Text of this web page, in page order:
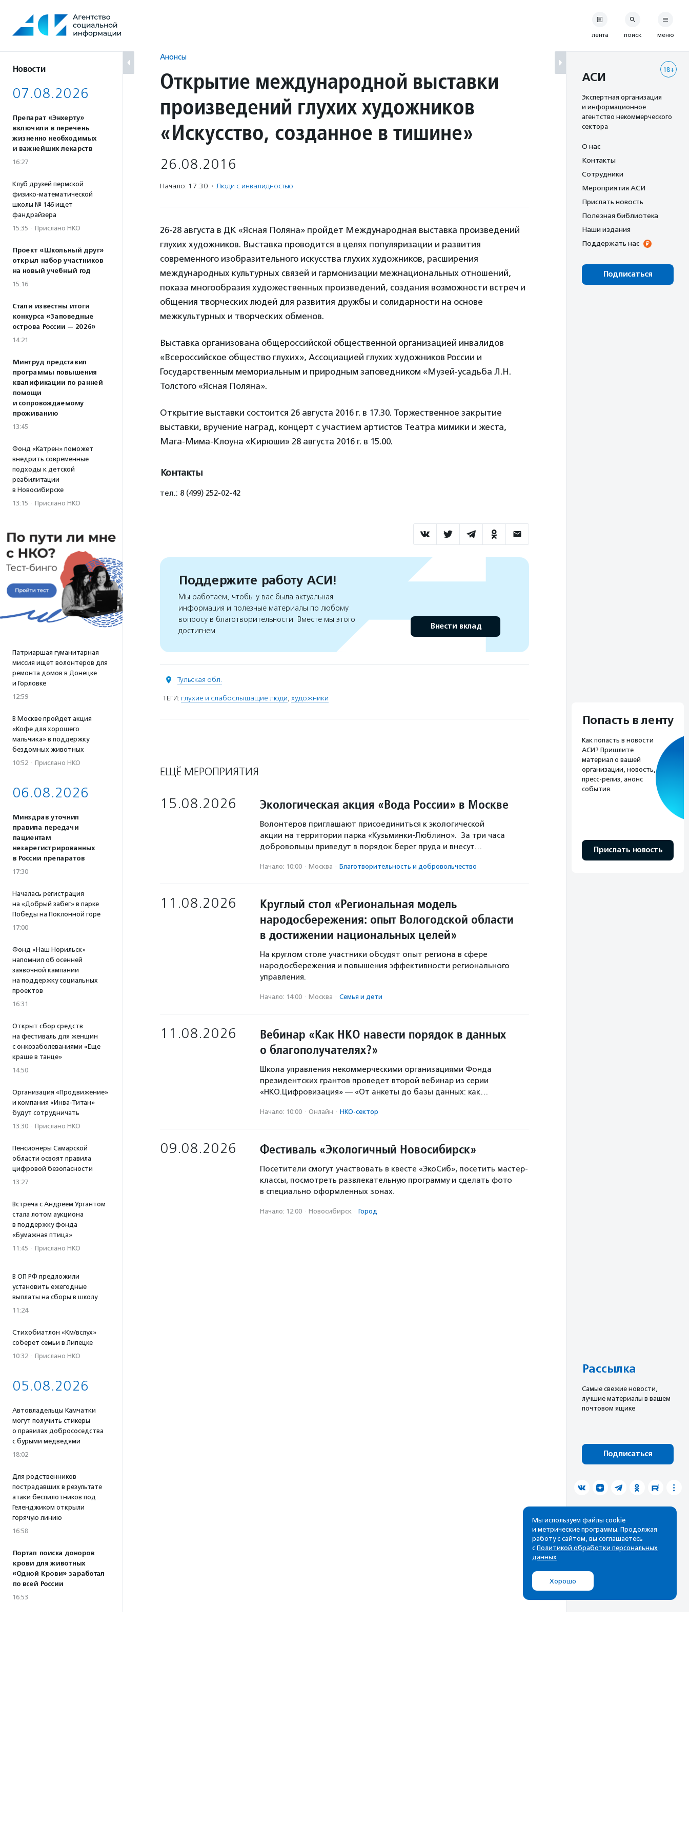
содержанию
Новости
07.08.2026
Препарат «Энхерту»
включили в перечень
жизненно необходимых
и важнейших лекарств
16:27
Клуб друзей пермской
физико-математической
школы № 146 ищет
фандрайзера
15:35 · Прислано НКО
Проект «Школьный друг»
открыл набор участников
на новый учебный год
15:16
Стали известны итоги
конкурса «Заповедные
острова России — 2026»
14:21
Минтруд представил
программы повышения
квалификации по ранней
помощи
и сопровождаемому
проживанию
13:45
Фонд «Катрен» поможет
внедрить современные
подходы к детской
реабилитации
в Новосибирске
13:15 · Прислано НКО
Патриаршая гуманитарная
миссия ищет волонтеров для
ремонта домов в Донецке
и Горловке
12:59
В Москве пройдет акция
«Кофе для хорошего
мальчика» в поддержку
бездомных животных
10:52 · Прислано НКО
06.08.2026
Минздрав уточнил
правила передачи
пациентам
незарегистрированных
в России препаратов
17:30
Началась регистрация
на «Добрый забег» в парке
Победы на Поклонной горе
17:00
Фонд «Наш Норильск»
напомнил об осенней
заявочной кампании
на поддержку социальных
проектов
16:31
Открыт сбор средств
на фестиваль для женщин
с онкозаболеваниями «Еще
краше в танце»
14:50
Организация «Продвижение»
и компания «Инва-Титан»
будут сотрудничать
13:30 · Прислано НКО
Пенсионеры Самарской
области освоят правила
цифровой безопасности
13:27
Встреча с Андреем Ургантом
стала лотом аукциона
в поддержку фонда
«Бумажная птица»
11:45 · Прислано НКО
В ОП РФ предложили
установить ежегодные
выплаты на сборы в школу
11:24
Стихобиатлон «Км/вслух»
соберет семьи в Липецке
10:32 · Прислано НКО
05.08.2026
Автовладельцы Камчатки
могут получить стикеры
о правилах добрососедства
с бурыми медведями
18:02
Для родственников
пострадавших в результате
атаки беспилотников под
Геленджиком открыли
горячую линию
16:58
Портал поиска доноров
крови для животных
«Одной Крови» заработал
по всей России
16:53
Анонсы
Открытие международной выставки
произведений глухих художников
«Искусство, созданное в тишине»
26.08.2016
Начало: 17:30 · Люди с инвалидностью
26-28 августа в ДК «Ясная Поляна» пройдет Международная выставка произведений
глухих художников. Выставка проводится в целях популяризации и развития
современного изобразительного искусства глухих художников, расширения
международных культурных связей и гармонизации межнациональных отношений,
показа многообразия художественных произведений, создания возможности встреч и
общения творческих людей для развития дружбы и солидарности на основе
межкультурных и творческих обменов.
Выставка организована общероссийской общественной организацией инвалидов
«Всероссийское общество глухих», Ассоциацией глухих художников России и
Государственным мемориальным и природным заповедником «Музей-усадьба Л.Н.
Толстого «Ясная Поляна».
Открытие выставки состоится 26 августа 2016 г. в 17.30. Торжественное закрытие
выставки, вручение наград, концерт с участием артистов Театра мимики и жеста,
Мага-Мима-Клоуна «Кирюши» 28 августа 2016 г. в 15.00.
Контакты
тел.: 8 (499) 252-02-42
Поддержите работу АСИ!
Мы работаем, чтобы у вас была актуальная
информация и полезные материалы по любому
вопросу в благотворительности. Вместе мы этого
достигнем
Внести вклад
Тульская обл.
ТЕГИ: глухие и слабослышащие люди, художники
ЕЩЁ МЕРОПРИЯТИЯ
15.08.2026 Экологическая акция «Вода России» в Москве
Волонтеров приглашают присоединиться к экологической
акции на территории парка «Кузьминки-Люблино». За три часа
добровольцы приведут в порядок берег пруда и внесут…
Начало: 10:00 · Москва · Благотвори­тель­ность и доброволь­чест­во
11.08.2026
Круглый стол «Региональная модель
народосбережения: опыт Вологодской области
в достижении национальных целей»
На круглом столе участники обсудят опыт региона в сфере
народосбережения и повышения эффективности регионального
управления.
Начало: 14:00 · Москва · Семья и дети
11.08.2026
Вебинар «Как НКО навести порядок в данных
о благополучателях?»
Школа управления некоммерческими организациями Фонда
президентских грантов проведет второй вебинар из серии
«НКО.Цифровизация» — «От анкеты до базы данных: как…
Начало: 10:00 · Онлайн · НКО-сектор
09.08.2026 Фестиваль «Экологичный Новосибирск»
Посетители смогут участвовать в квесте «ЭкоСиб», посетить мастер-
классы, посмотреть развлекательную программу и сделать фото
в специально оформленных зонах.
Начало: 12:00 · Новосибирск · Город
лента поиск меню
18+
АСИ
Экспертная организация
и информационное
агентство некоммерческого
сектора
О нас
Контакты
Сотрудники
Мероприятия АСИ
Прислать новость
Полезная библиотека
Наши издания
Поддержать нас
Подписаться
Попасть в ленту
Как попасть в новости
АСИ? Пришлите
материал о вашей
организации, новость,
пресс-релиз, анонс
события.
Прислать новость
Рассылка
Cамые свежие новости,
лучшие материалы в вашем
почтовом ящике
Подписаться
Мы используем файлы cookie
и метрические программы. Продолжая
работу с сайтом, вы соглашаетесь
с Политикой обработки персональных
данных
Хорошо